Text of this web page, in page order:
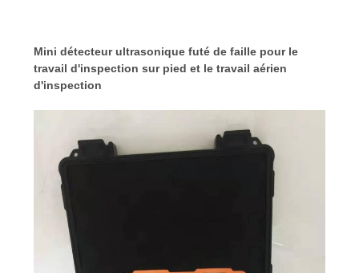
PLAN
PRIVACY
POLICY
Mini détecteur ultrasonique futé de faille pour le
travail d'inspection sur pied et le travail aérien
d'inspection